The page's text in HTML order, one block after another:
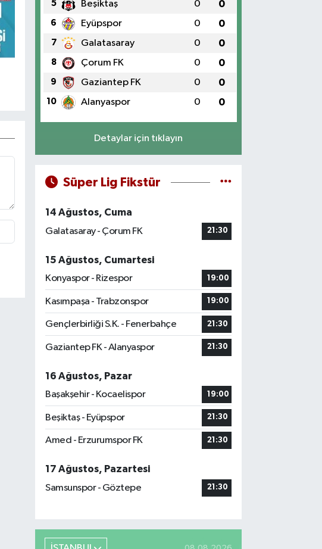
5 Beşiktaş 0 0
6 Eyüpspor 0 0
7 Galatasaray 0 0
8 Çorum FK 0 0
9 Gaziantep FK 0 0
10 Alanyaspor 0 0
Detaylar için tıklayın
Süper Lig Fikstür
14 Ağustos, Cuma
Galatasaray - Çorum FK
21:30
15 Ağustos, Cumartesi
Konyaspor - Rizespor
19:00
Kasımpaşa - Trabzonspor 19:00
Gençlerbirliği S.K. - Fenerbahçe 21:30
Gaziantep FK - Alanyaspor 21:30
16 Ağustos, Pazar
Başakşehir - Kocaelispor
19:00
Beşiktaş - Eyüpspor 21:30
Amed - Erzurumspor FK 21:30
17 Ağustos, Pazartesi
Samsunspor - Göztepe
21:30